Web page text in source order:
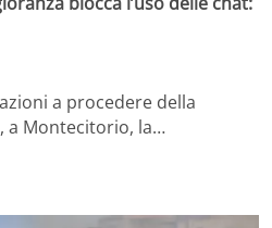
a procedere della
a Montecitorio, la…